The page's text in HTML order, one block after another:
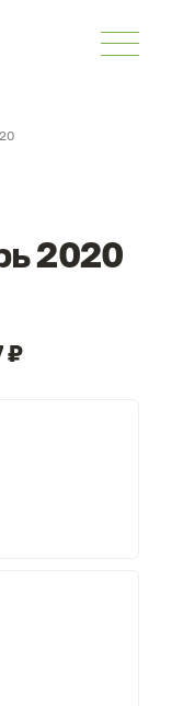
2020
₽